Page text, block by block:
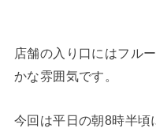
店舗の入り口にはフル
かな雰囲気です。
今回は平日の朝8時半頃